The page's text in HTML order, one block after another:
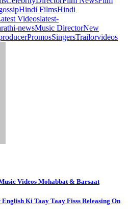
Hindi FilmsHindi
Videoslatest-
newsMusic DirectorNew
PromosSingersTrailorvideos
Videos Mohabbat & Barsaat
Ki Taay Taay Fisss Releasing On